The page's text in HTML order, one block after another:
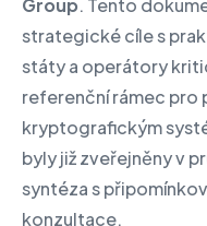
strategické cíle s
státy a operátory
referenční rámec pro
kryptografickým
byly již zveřejněny v
syntéza s
konzultace.